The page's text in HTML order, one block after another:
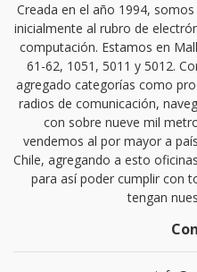
Creada en el año 1994,
inicialmente al rubro de
computación. Estamos en
61-62, 1051, 5011 y 5012.
agregado categorías como
radios de comunicación,
con sobre nueve mil
vendemos al por mayor a
Chile, agregando a esto
para así poder cumplir con
tengan